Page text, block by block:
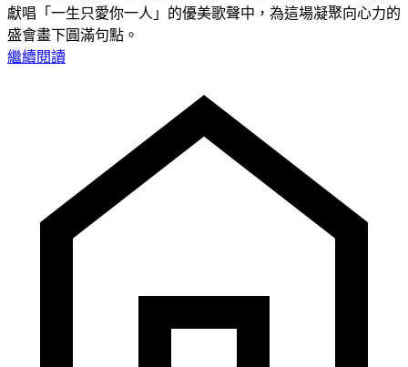
獻唱「一生只愛你一人」的優美歌聲中，為這場凝聚向心力的
盛會畫下圓滿句點。
繼續閱讀